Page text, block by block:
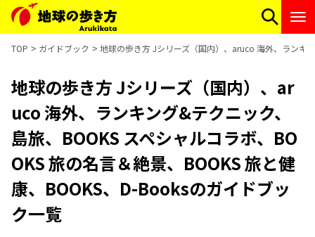
TOP ガイドブック 地球の歩き方 Jシリーズ（国内）、aruco 海外、ランキ
地球の歩き方 Jシリーズ（国内）、ar
uco 海外、ランキング&テクニック、
島旅、BOOKS スペシャルコラボ、BO
OKS 旅の名言＆絶景、BOOKS 旅と健
康、BOOKS、D-Booksのガイドブッ
ク一覧